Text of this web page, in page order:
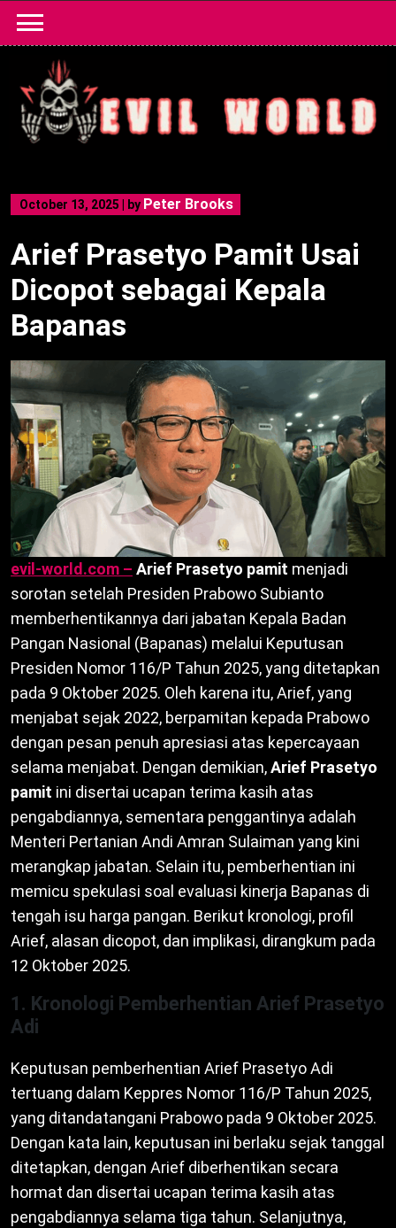
content
October 13, 2025 by Peter Brooks
Arief Prasetyo Pamit Usai
Dicopot sebagai Kepala
Bapanas
evil-world.com – Arief Prasetyo pamit menjadi
sorotan setelah Presiden Prabowo Subianto
memberhentikannya dari jabatan Kepala Badan
Pangan Nasional (Bapanas) melalui Keputusan
Presiden Nomor 116/P Tahun 2025, yang ditetapkan
pada 9 Oktober 2025. Oleh karena itu, Arief, yang
menjabat sejak 2022, berpamitan kepada Prabowo
dengan pesan penuh apresiasi atas kepercayaan
selama menjabat. Dengan demikian,Arief Prasetyo
pamit ini disertai ucapan terima kasih atas
pengabdiannya, sementara penggantinya adalah
Menteri Pertanian Andi Amran Sulaiman yang kini
merangkap jabatan. Selain itu, pemberhentian ini
memicu spekulasi soal evaluasi kinerja Bapanas di
tengah isu harga pangan. Berikut kronologi, profil
Arief, alasan dicopot, dan implikasi, dirangkum pada
12 Oktober 2025.
1. Kronologi Pemberhentian Arief Prasetyo
Adi
Keputusan pemberhentian Arief Prasetyo Adi
tertuang dalam Keppres Nomor 116/P Tahun 2025,
yang ditandatangani Prabowo pada 9 Oktober 2025.
Dengan kata lain, keputusan ini berlaku sejak tanggal
ditetapkan, dengan Arief diberhentikan secara
hormat dan disertai ucapan terima kasih atas
pengabdiannya selama tiga tahun. Selanjutnya,